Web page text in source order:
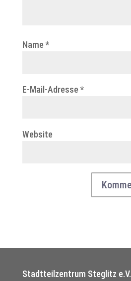
Name *
E-Mail-Adresse *
Website
Stadtteilzentrum Steglitz e.V.